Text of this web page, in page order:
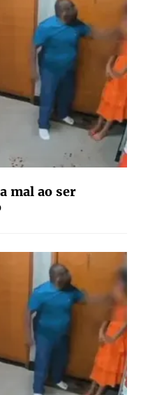
mal ao ser